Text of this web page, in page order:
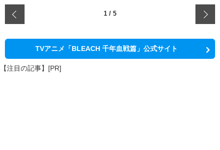
1 / 5
TVアニメ「BLEACH 千年血戦篇」公式サイト
【注目の記事】[PR]